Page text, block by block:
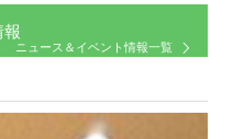
報
ニュース＆イベント情報一覧